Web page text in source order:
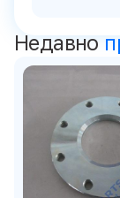
Недавно